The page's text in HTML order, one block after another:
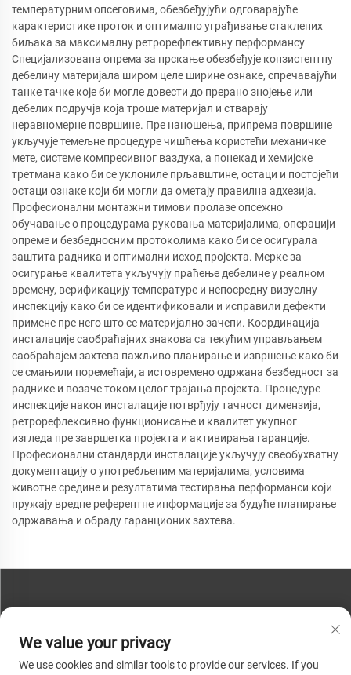
температурним опсеговима, обезбеђујући одговарајуће
карактеристике проток и оптимално уграђивање стаклених
биљака за максималну ретрорефлективну перформансу
Специјализована опрема за прскање обезбеђује конзистентну
дебелину материјала широм целе ширине ознаке, спречавајући
танке тачке које би могле довести до прерано знојење или
дебелих подручја која троше материјал и стварају
неравномерне површине. Пре наношења, припрема површине
укључује темељне процедуре чишћења користећи механичке
мете, системе компресивног ваздуха, а понекад и хемијске
третмана како би се уклониле прљавштине, остаци и постојећи
остаци ознаке који би могли да ометају правилна адхезија.
Професионални монтажни тимови пролазе опсежно
обучавање о процедурама руковања материјалима, операцији
опреме и безбедносним протоколима како би се осигурала
заштита радника и оптимални исход пројекта. Мерке за
осигурање квалитета укључују праћење дебелине у реалном
времену, верификацију температуре и непосредну визуелну
инспекцију како би се идентификовали и исправили дефекти
примене пре него што се материјално зачепи. Координација
инсталације саобраћајних знакова са текућим управљањем
саобраћајем захтева пажљиво планирање и извршење како би
се смањили поремећаји, а истовремено одржана безбедност за
раднике и возаче током целог трајања пројекта. Процедуре
инспекције након инсталације потврђују тачност димензија,
ретрорефлексивно функционисање и квалитет укупног
изгледа пре завршетка пројекта и активирања гаранције.
Професионални стандарди инсталације укључују свеобухватну
документацију о употребљеним материјалима, условима
животне средине и резултатима тестирања перформанси који
пружају вредне референтне информације за будуће планирање
одржавања и обраду гаранционих захтева.
Телефон:+86-13793890209
Телефон:+86-13793890209
We value your privacy
We use cookies and similar tools to provide our services. If you